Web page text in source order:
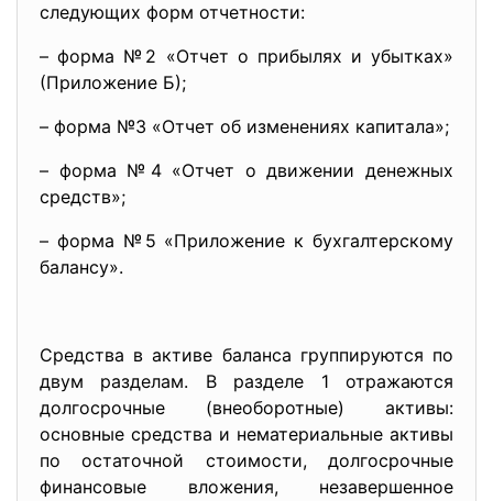
следующих форм отчетности:
– форма №2 «Отчет о прибылях и убытках»
(Приложение Б);
– форма №3 «Отчет об изменениях капитала»;
– форма №4 «Отчет о движении денежных
средств»;
– форма №5 «Приложение к бухгалтерскому
балансу».
Средства в активе баланса группируются по
двум разделам. В разделе 1 отражаются
долгосрочные (внеоборотные) активы:
основные средства и нематериальные активы
по остаточной стоимости, долгосрочные
финансовые вложения, незавершенное